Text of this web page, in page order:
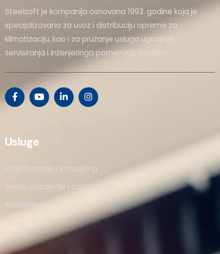
Steelsoft je kompanija osnovana 1993. godine koja je
specijalizovana za uvoz i distribuciju opreme za
klimatizaciju, kao i za pružanje usluga ugradnje,
servisiranja i inženjeringa pomenutih sistema.
Usluge
Projektovanje i konsalting
Servis, izvodjenje i održavanje
Inženjering
Shop